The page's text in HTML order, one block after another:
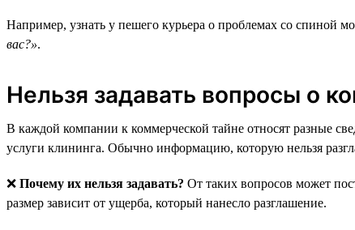
Например, узнать у пешего курьера о проблемах со спиной
вас?».
Нельзя задавать вопросы о
В каждой компании к коммерческой тайне относят разные
услуги клининга. Обычно информацию, которую нельзя
❌ Почему их нельзя задавать? От таких вопросов может
размер зависит от ущерба, который нанесло разглашение.